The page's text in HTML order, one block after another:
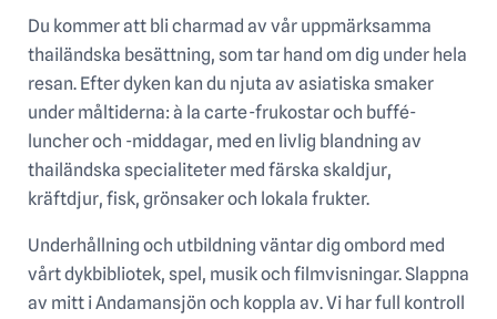
Du kommer att bli charmad av vår uppmärksamma
thailändska besättning, som tar hand om dig under hela
resan. Efter dyken kan du njuta av asiatiska smaker
under måltiderna: à la carte-frukostar och buffé-
luncher och -middagar, med en livlig blandning av
thailändska specialiteter med färska skaldjur,
kräftdjur, fisk, grönsaker och lokala frukter.
Underhållning och utbildning väntar dig ombord med
vårt dykbibliotek, spel, musik och filmvisningar. Slappna
av mitt i Andamansjön och koppla av. Vi har full kontroll